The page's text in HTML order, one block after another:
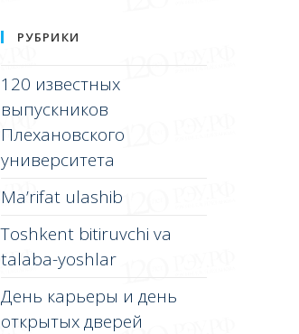
РУБРИКИ
120 известных
выпускников
Плехановского
университета
Ma’rifat ulashib
Toshkent bitiruvchi va
talaba-yoshlar
День карьеры и день
открытых дверей